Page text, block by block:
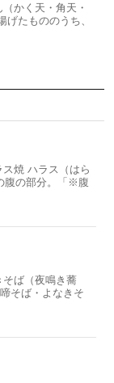
かく天・角天・
げたもののうち、
焼 ハラス（はら
腹の部分。「※腹
ば（夜鳴き蕎
そば・よなきそ